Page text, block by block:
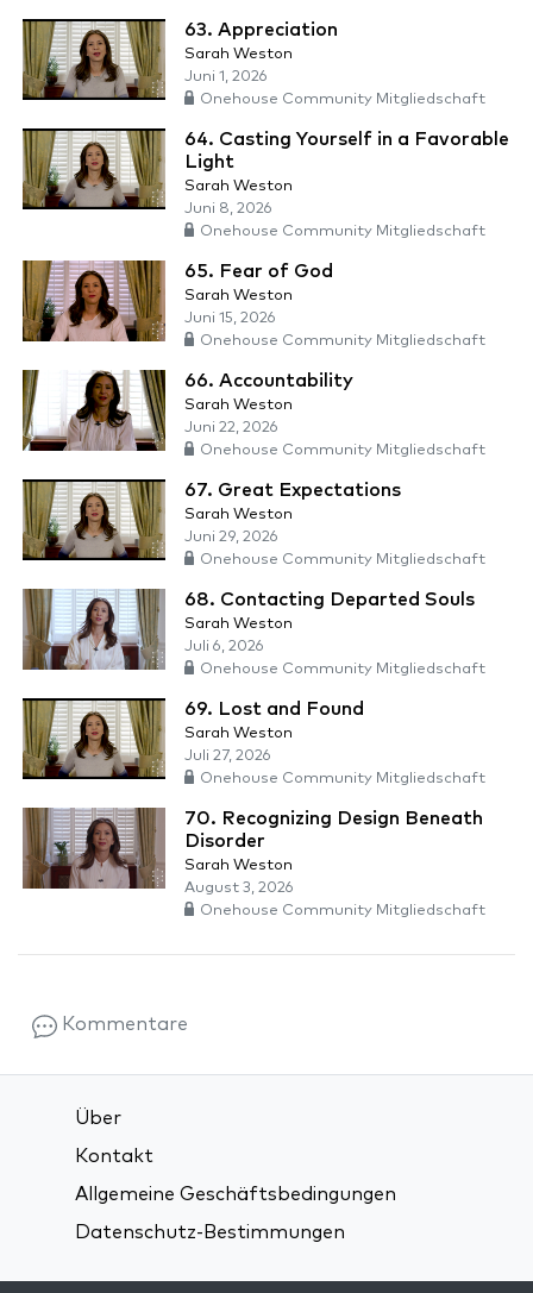
63. Appreciation
Sarah Weston
Juni 1, 2026
Onehouse Community Mitgliedschaft
64. Casting Yourself in a Favorable
Light
Sarah Weston
Juni 8, 2026
Onehouse Community Mitgliedschaft
65. Fear of God
Sarah Weston
Juni 15, 2026
Onehouse Community Mitgliedschaft
66. Accountability
Sarah Weston
Juni 22, 2026
Onehouse Community Mitgliedschaft
67. Great Expectations
Sarah Weston
Juni 29, 2026
Onehouse Community Mitgliedschaft
68. Contacting Departed Souls
Sarah Weston
Juli 6, 2026
Onehouse Community Mitgliedschaft
69. Lost and Found
Sarah Weston
Juli 27, 2026
Onehouse Community Mitgliedschaft
70. Recognizing Design Beneath
Disorder
Sarah Weston
August 3, 2026
Onehouse Community Mitgliedschaft
Kommentare
Über
Kontakt
Allgemeine Geschäftsbedingungen
Datenschutz-Bestimmungen